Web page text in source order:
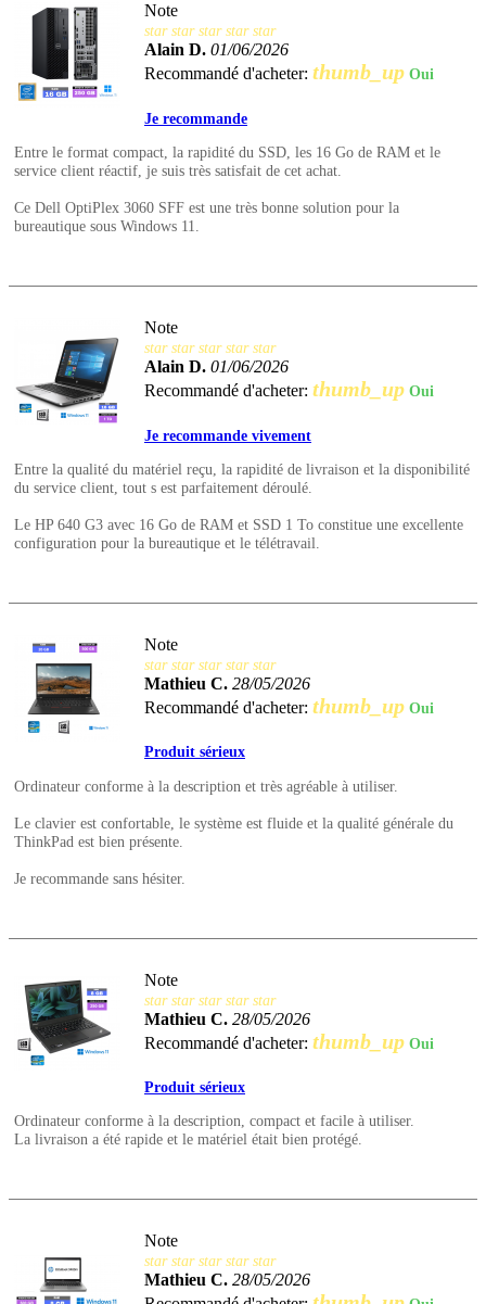
Note
star star star star star
Alain D. 01/06/2026
Recommandé d'acheter: thumb_up Oui
Je recommande
Entre le format compact, la rapidité du SSD, les 16 Go de RAM et le
service client réactif, je suis très satisfait de cet achat.
Ce Dell OptiPlex 3060 SFF est une très bonne solution pour la
bureautique sous Windows 11.
Note
star star star star star
Alain D. 01/06/2026
Recommandé d'acheter: thumb_up Oui
Je recommande vivement
Entre la qualité du matériel reçu, la rapidité de livraison et la disponibilité
du service client, tout s est parfaitement déroulé.
Le HP 640 G3 avec 16 Go de RAM et SSD 1 To constitue une excellente
configuration pour la bureautique et le télétravail.
Note
star star star star star
Mathieu C. 28/05/2026
Recommandé d'acheter: thumb_up Oui
Produit sérieux
Ordinateur conforme à la description et très agréable à utiliser.
Le clavier est confortable, le système est fluide et la qualité générale du
ThinkPad est bien présente.
Je recommande sans hésiter.
Note
star star star star star
Mathieu C. 28/05/2026
Recommandé d'acheter: thumb_up Oui
Produit sérieux
Ordinateur conforme à la description, compact et facile à utiliser.
La livraison a été rapide et le matériel était bien protégé.
Note
star star star star star
Mathieu C. 28/05/2026